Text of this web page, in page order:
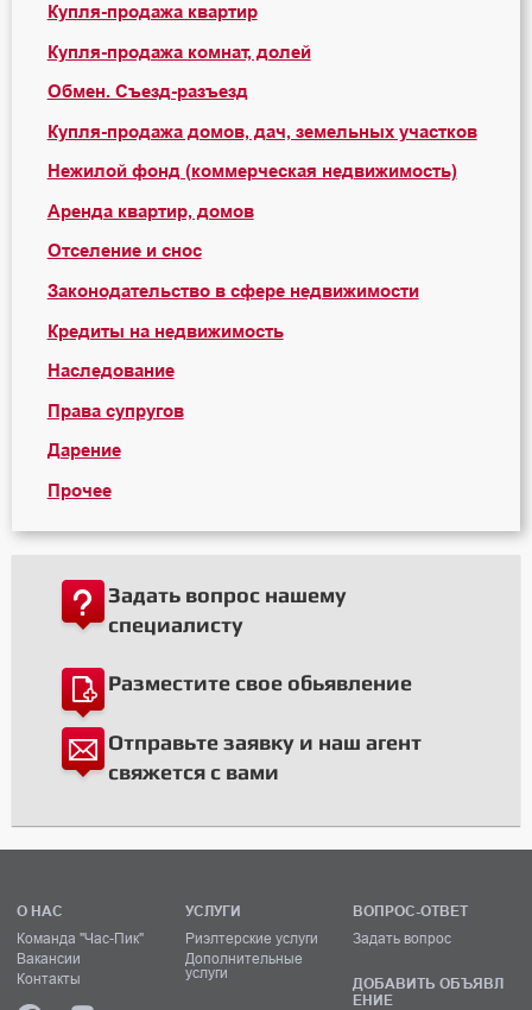
Купля-продажа квартир
Купля-продажа комнат, долей
Обмен. Съезд-разъезд
Купля-продажа домов, дач, земельных участков
Нежилой фонд (коммерческая недвижимость)
Аренда квартир, домов
Отселение и снос
Законодательство в сфере недвижимости
Кредиты на недвижимость
Наследование
Права супругов
Дарение
Прочее
Задать вопрос нашему
специалисту
Разместите свое обьявление
Отправьте заявку и наш агент
свяжется с вами
О НАС
Команда "Час-Пик"
Вакансии
Контакты
УСЛУГИ
Риэлтерские услуги
Дополнительные
услуги
ВОПРОС-ОТВЕТ
Задать вопрос
ДОБАВИТЬ ОБЪЯВЛ
ЕНИЕ